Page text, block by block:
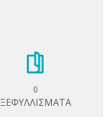
0
ΞΕΦΥΛΛΙΣΜΑΤΑ